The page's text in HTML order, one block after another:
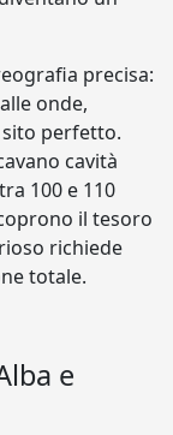
precisa:
onde,
sito perfetto.
cavità
100 e 110
il tesoro
richiede
totale.
e